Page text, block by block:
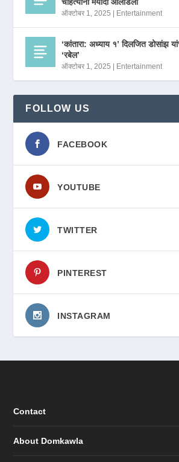
चाहत्यांनी मर्यादा ओलांडली
ऑक्टोबर 1, 2025 Entertainment
‘कांतारा: अध्याय १’ दिलजित डोसांझ
‘रबेल’
ऑक्टोबर 1, 2025 Entertainment
FOLLOW US
FACEBOOK
YOUTUBE
TWITTER
PINTEREST
INSTAGRAM
Contact
About Domkawla